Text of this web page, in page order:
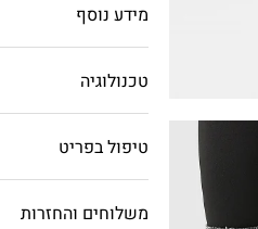
מידע נוסף
טכנולוגיה
טיפול בפריט
משלוחים והחזרות